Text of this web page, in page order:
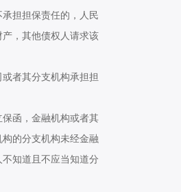
担担保责任的，人民
，其他债权人请求该
者其分支机构承担担
函，金融机构或者其
的分支机构未经金融
知道且不应当知道分